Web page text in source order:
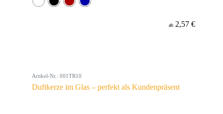
ab 2,57 €
Artikel-Nr.: 001TR10
Duftkerze im Glas – perfekt als Kundenpräsent